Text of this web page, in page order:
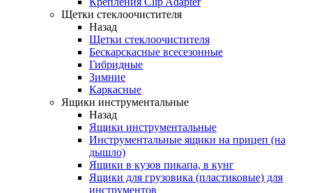
Щетки стеклоочистителя
Назад
Щетки стеклоочистителя
Бескарскасные всесезонные
Гибридные
Зимние
Каркасные
Ящики инструментальные
Назад
Ящики инструментальные
Инструментальные ящики на прицеп (на
дышло)
Ящики в кузов пикапа, в кунг
Ящики для грузовика (пластиковые) для
инструментов